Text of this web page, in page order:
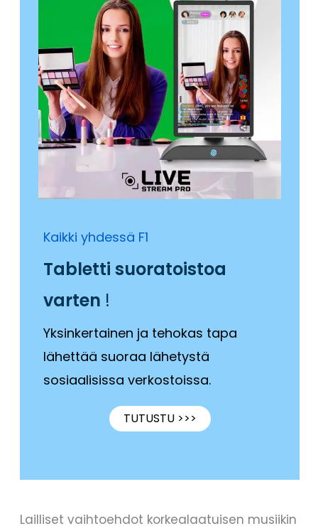
Kaikki yhdessä F1
Tabletti suoratoistoa
varten !
Yksinkertainen ja tehokas tapa
lähettää suoraa lähetystä
sosiaalisissa verkostoissa.
TUTUSTU >>>
Lailliset vaihtoehdot korkealaatuisen musiikin